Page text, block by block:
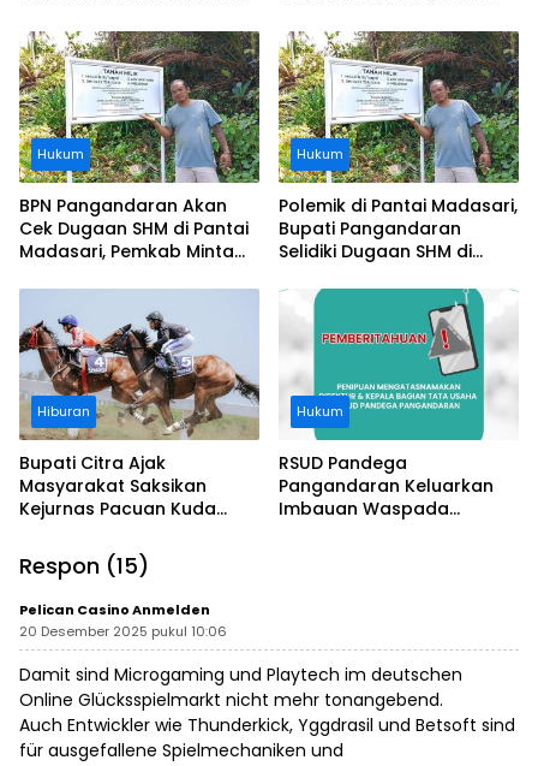
Ditanggung BPJS
Buruknya Koordinasi
Perusahaan
Hukum
BPN Pangandaran Akan
Cek Dugaan SHM di Pantai
Madasari, Pemkab Minta
Hukum
Polemik di Pantai Madasari,
Bupati Pangandaran
Selidiki Dugaan SHM di
Pantai
Hiburan
Bupati Citra Ajak
Masyarakat Saksikan
Kejurnas Pacuan Kuda
Legokjawa
Hukum
RSUD Pandega
Pangandaran Keluarkan
Imbauan Waspada
Respon (15)
Pelican Casino Anmelden
20 Desember 2025 pukul 10:06
Damit sind Microgaming und Playtech im deutschen
Online Glücksspielmarkt nicht mehr tonangebend.
Auch Entwickler wie Thunderkick, Yggdrasil und Betsoft sind
für ausgefallene Spielmechaniken und